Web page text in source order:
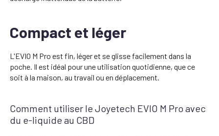
Compact et léger
L'EVIO M Pro est fin, léger et se glisse facilement dans la
poche. Il est idéal pour une utilisation quotidienne, que ce
soit à la maison, au travail ou en déplacement.
Comment utiliser le Joyetech EVIO M Pro avec
du e-liquide au CBD